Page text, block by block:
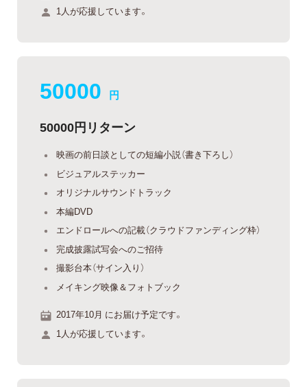
1人が応援しています。
50000 円
50000円リターン
映画の前日談としての短編小説（書き下ろし）
ビジュアルステッカー
オリジナルサウンドトラック
本編DVD
エンドロールへの記載（クラウドファンディング枠）
完成披露試写会へのご招待
撮影台本（サイン入り）
メイキング映像＆フォトブック
2017年10月 にお届け予定です。
1人が応援しています。